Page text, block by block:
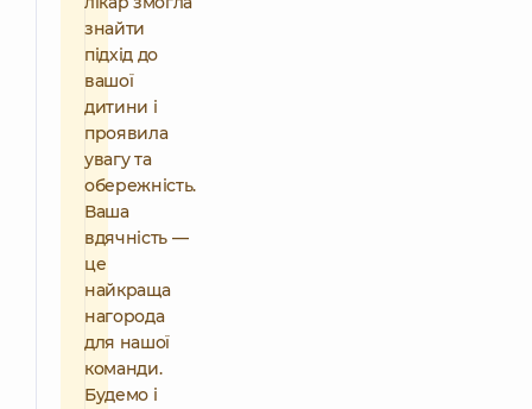
знайти
підхід до
вашої
дитини і
проявила
увагу та
обережність.
Ваша
вдячність —
це
найкраща
нагорода
для нашої
команди.
Будемо і